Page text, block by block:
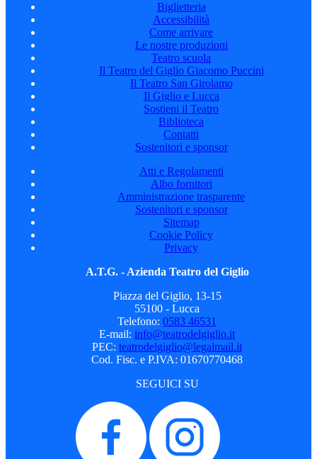
Biglietteria
Accessibilità
Come arrivare
Le nostre produzioni
Teatro scuola
Il Teatro del Giglio Giacomo Puccini
Il Teatro San Girolamo
Il Giglio e Lucca
Sostieni il Teatro
Biblioteca
Contatti
Sostenitori e sponsor
Atti e Regolamenti
Albo fornitori
Amministrazione trasparente
Sostenitori e sponsor
Sitemap
Cookie Policy
Privacy
A.T.G. - Azienda Teatro del Giglio
Piazza del Giglio, 13-15
55100 - Lucca
Telefono: 0583 46531
E-mail: info@teatrodelgiglio.it
PEC: teatrodelgiglio@legalmail.it
Cod. Fisc. e P.IVA: 01670770468
SEGUICI SU